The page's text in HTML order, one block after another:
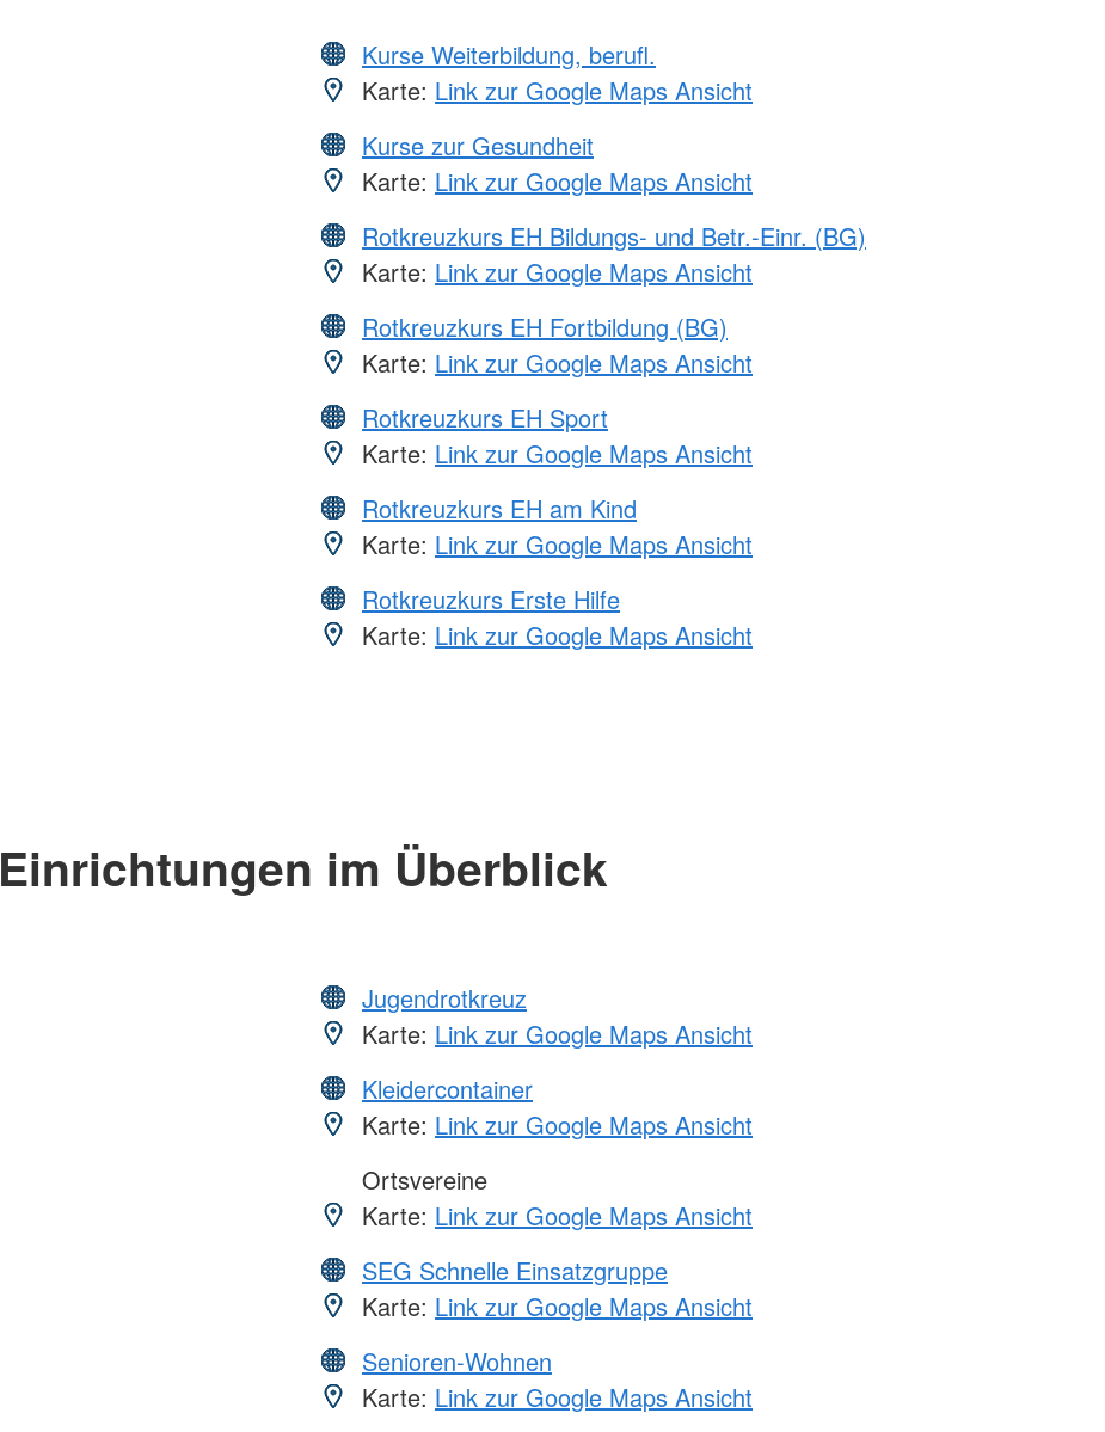
Kurse Weiterbildung, berufl.
Karte: Link zur Google Maps Ansicht
Kurse zur Gesundheit
Karte: Link zur Google Maps Ansicht
Rotkreuzkurs EH Bildungs- und Betr.-Einr. (BG)
Karte: Link zur Google Maps Ansicht
Rotkreuzkurs EH Fortbildung (BG)
Karte: Link zur Google Maps Ansicht
Rotkreuzkurs EH Sport
Karte: Link zur Google Maps Ansicht
Rotkreuzkurs EH am Kind
Karte: Link zur Google Maps Ansicht
Rotkreuzkurs Erste Hilfe
Karte: Link zur Google Maps Ansicht
Einrichtungen im Überblick
Jugendrotkreuz
Karte: Link zur Google Maps Ansicht
Kleidercontainer
Karte: Link zur Google Maps Ansicht
Ortsvereine
Karte: Link zur Google Maps Ansicht
SEG Schnelle Einsatzgruppe
Karte: Link zur Google Maps Ansicht
Senioren-Wohnen
Karte: Link zur Google Maps Ansicht